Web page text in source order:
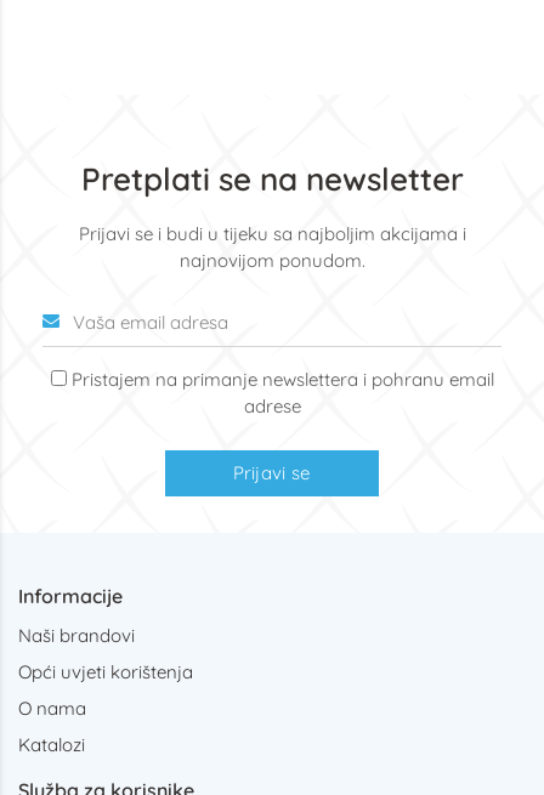
Pretplati se na newsletter
Prijavi se i budi u tijeku sa najboljim akcijama i
najnovijom ponudom.
Pristajem na primanje newslettera i pohranu email
adrese
Prijavi se
Informacije
Naši brandovi
Opći uvjeti korištenja
O nama
Katalozi
Služba za korisnike